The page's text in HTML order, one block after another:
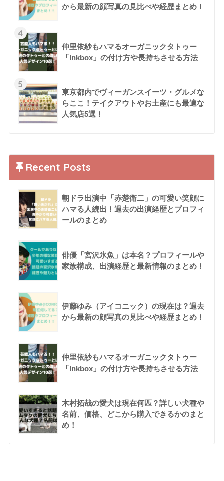
から最新の顔写真の見比べや経歴まとめ！
4
仲里依紗もハマるオーガニックタトゥー
「Inkbox」の付け方や長持ちさせる方法
5
東京都内でヴィーガンスイーツ・グルメな
らここ！テイクアウトやお土産にも最適な
人気店5選！
Recent Posts
朝ドラ出演中「赤楚衛二」の可愛い笑顔に
ハマる人続出！過去の出演経歴とプロフィ
ールのまとめ
俳優「宮沢氷魚」は本名？プロフィールや
家族構成、出演経歴と最新情報のまとめ！
伊藤ゆみ（アイコニック）の現在は？過去
から最新の顔写真の見比べや経歴まとめ！
仲里依紗もハマるオーガニックタトゥー
「Inkbox」の付け方や長持ちさせる方法
木村拓哉の愛犬は現在何匹？詳しい犬種や
名前、価格、どこから購入できるかのまと
め！